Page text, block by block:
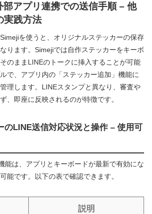
アプリ連携での送信手順 – 他
実践方法
を使うと、オリジナルステッカーの保存
ります。Simejiでは自作ステッカーをキーボ
のままLINEのトークに挿入することが可能
で、アプリ内の「ステッカー追加」機能に
理します。LINEスタンプと異なり、審査や
、即座に反映されるのが特徴です。
のLINE送信対応状況と操作 – 使用可
能は、アプリとキーボードが最新で有効にな
能です。以下の表で確認できます。
説明